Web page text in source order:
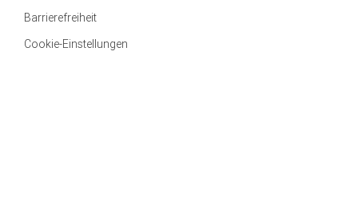
Barrierefreiheit
Cookie-Einstellungen